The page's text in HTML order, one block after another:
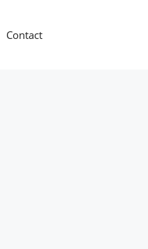
Contact